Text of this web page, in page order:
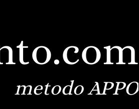
metodo APPO